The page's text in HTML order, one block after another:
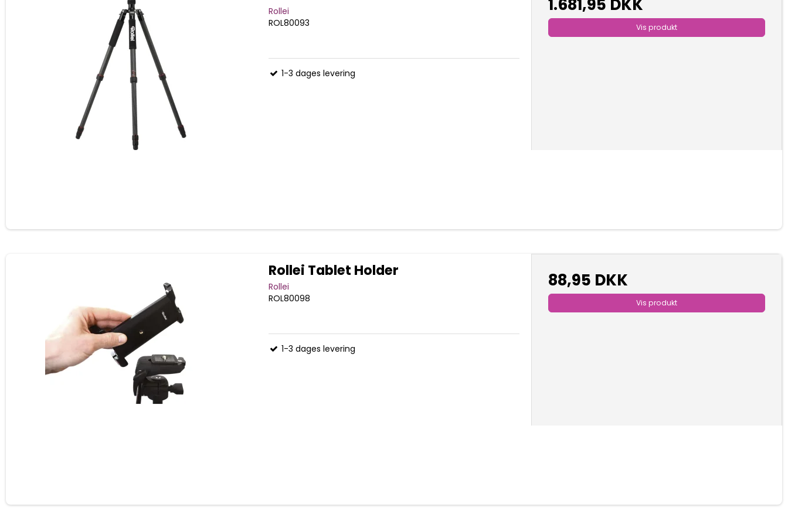
Rollei
ROL80093
1-3 dages levering
1.681,95 DKK
Vis produkt
Rollei Tablet Holder
Rollei
ROL80098
1-3 dages levering
88,95 DKK
Vis produkt